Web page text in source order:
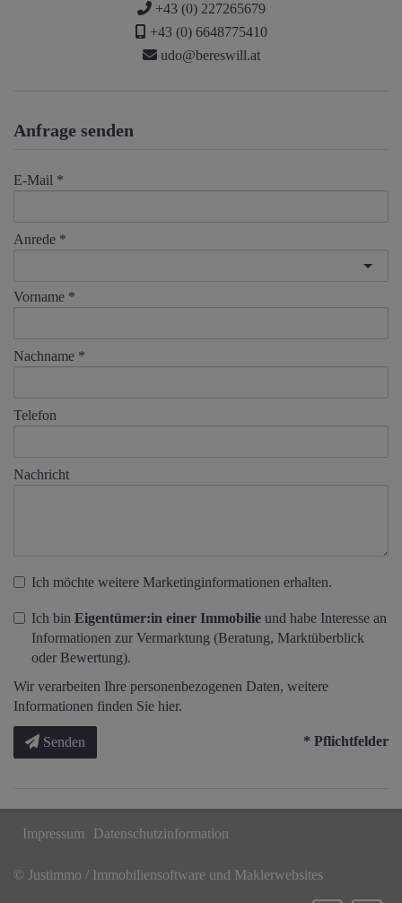
+43 (0) 227265679
+43 (0) 6648775410
udo@bereswill.at
Anfrage senden
E-Mail
Anrede
Vorname
Nachname
Telefon
Nachricht
Ich möchte weitere Marketinginformationen erhalten.
Ich bin Eigentümer:in einer Immobilie und habe Interesse an
Informationen zur Vermarktung (Beratung, Marktüberblick
oder Bewertung).
Wir verarbeiten Ihre personenbezogenen Daten, weitere
Informationen finden Sie hier.
Senden * Pflichtfelder
Impressum Datenschutzinformation
© Justimmo / Immobiliensoftware und Maklerwebsites